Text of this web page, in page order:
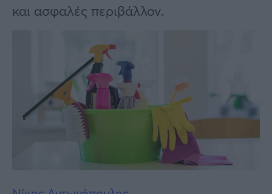
Γυναίκα
και ασφαλές περιβάλλον.